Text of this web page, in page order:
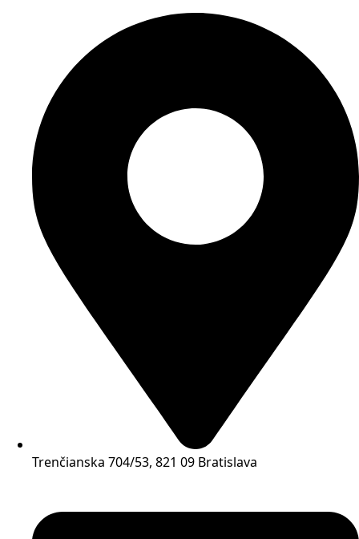
Trenčianska 704/53, 821 09 Bratislava